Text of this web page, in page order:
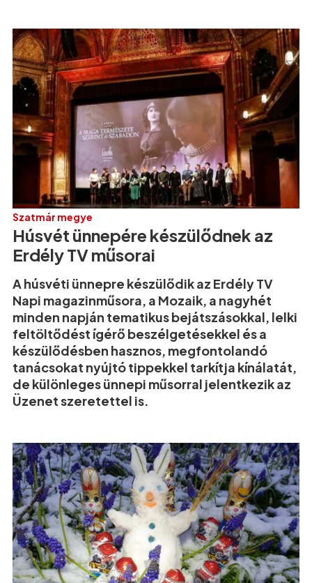
Szatmár megye
Húsvét ünnepére készülődnek az
Erdély TV műsorai
A húsvéti ünnepre készülődik az Erdély TV
Napi magazinműsora, a Mozaik, a nagyhét
minden napján tematikus bejátszásokkal, lelki
feltöltődést ígérő beszélgetésekkel és a
készülődésben hasznos, megfontolandó
tanácsokat nyújtó tippekkel tarkítja kínálatát,
de különleges ünnepi műsorral jelentkezik az
Üzenet szeretettel is.